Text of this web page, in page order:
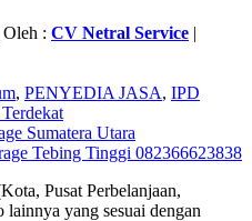
: CV Netral Service |
, PENYEDIA JASA, IPD
Sumatera Utara
Tebing Tinggi 082366623838
Pusat Perbelanjaan,
yang sesuai dengan